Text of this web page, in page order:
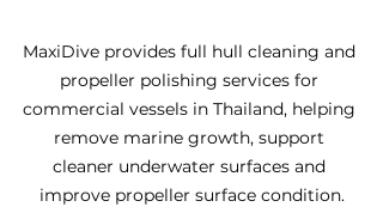
MaxiDive provides full hull cleaning and
propeller polishing services for
commercial vessels in Thailand, helping
remove marine growth, support
cleaner underwater surfaces and
improve propeller surface condition.